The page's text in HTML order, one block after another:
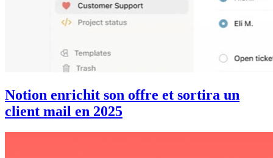
Notion enrichit son offre et sortira un
client mail en 2025